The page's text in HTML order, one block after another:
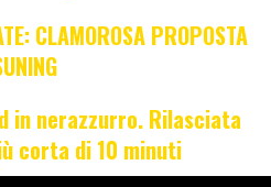
CLAMOROSA PROPOSTA
in nerazzurro. Rilasciata
corta di 10 minuti